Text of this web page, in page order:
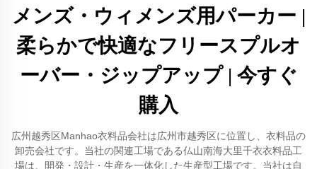
メンズ・ウィメンズ用パーカー |
柔らかで快適なフリースプルオ
ーバー・ジップアップ | 今すぐ
購入
広州越秀区Manhao衣料品会社は広州市越秀区に位置し、衣料品の
卸売会社です。当社の関連工場である仏山南海大里千衣衣料品工
場は、開発・設計・生産を一体化した生産型工場です。当社は自